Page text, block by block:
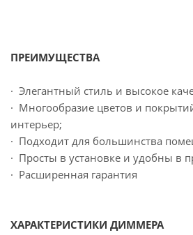
ПРЕИМУЩЕСТВА
· Элегантный стиль и высокое
· Многообразие цветов и
интерьер;
· Подходит для большинства
· Просты в установке и удобны в
· Расширенная гарантия
ХАРАКТЕРИСТИКИ ДИММЕРА